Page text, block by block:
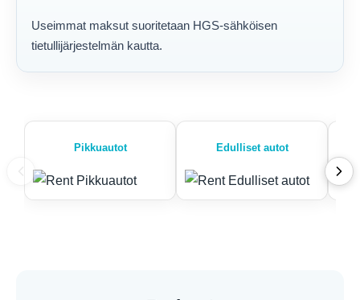
Useimmat maksut suoritetaan HGS-sähköisen
tietullijärjestelmän kautta.
Pikkuautot Edulliset autot